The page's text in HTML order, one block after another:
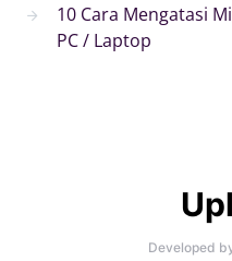
10 Cara Mengatasi
PC / Laptop
Developed